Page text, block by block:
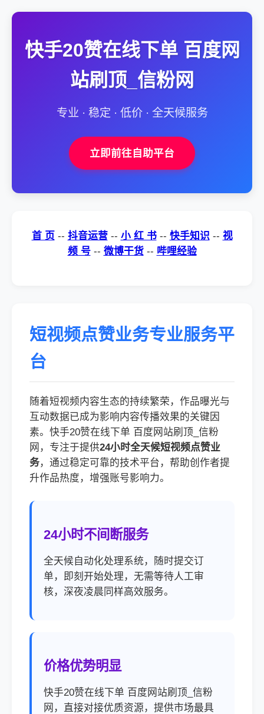
快手20赞在线下单 百度网
站刷顶_信粉网
专业 · 稳定 · 低价 · 全天候服务
立即前往自助平台
首 页 -- 抖音运营-- 小 红 书-- 快手知识 -- 视
频 号-- 微博干货-- 哔哩经验
短视频点赞业务专业服务平
台
随着短视频内容生态的持续繁荣，作品曝光与
互动数据已成为影响内容传播效果的关键因
素。快手20赞在线下单 百度网站刷顶_信粉
网，专注于提供24小时全天候短视频点赞业
务，通过稳定可靠的技术平台，帮助创作者提
升作品热度，增强账号影响力。
24小时不间断服务
全天候自动化处理系统，随时提交订
单，即刻开始处理，无需等待人工审
核，深夜凌晨同样高效服务。
价格优势明显
快手20赞在线下单 百度网站刷顶_信粉
网，直接对接优质资源，提供市场最具